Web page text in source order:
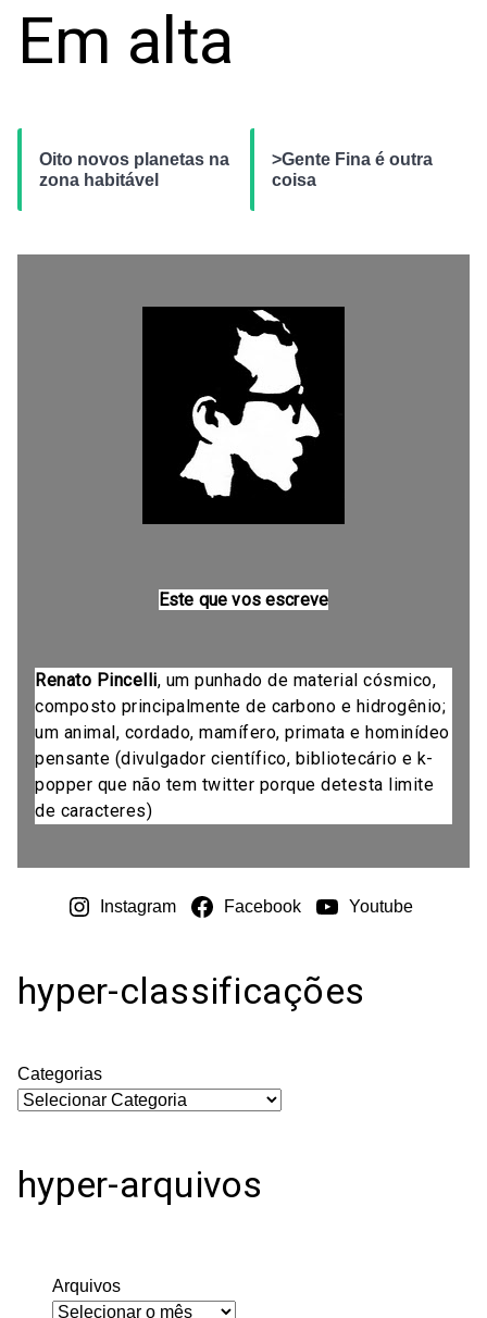
Em alta
Oito novos planetas na
zona habitável
>Gente Fina é outra
coisa
Este que vos escreve
Renato Pincelli, um punhado de material cósmico,
composto principalmente de carbono e hidrogênio;
um animal, cordado, mamífero, primata e hominídeo
pensante (divulgador científico, bibliotecário e k-
popper que não tem twitter porque detesta limite
de caracteres)
Instagram Facebook Youtube
hyper-classificações
Categorias
hyper-arquivos
Arquivos